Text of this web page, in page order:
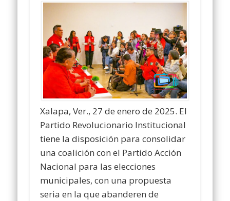
Xalapa, Ver., 27 de enero de 2025. El
Partido Revolucionario Institucional
tiene la disposición para consolidar
una coalición con el Partido Acción
Nacional para las elecciones
municipales, con una propuesta
seria en la que abanderen de